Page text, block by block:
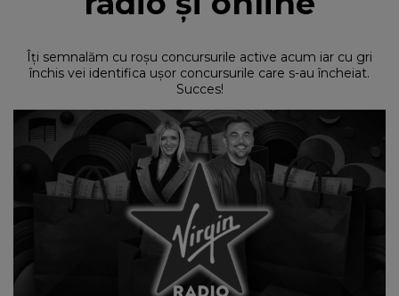
HOT 30
DANCEFLOOR CHART
RADIO ACADEMY
NEWS
Îți semnalăm cu roșu concursurile active acum iar cu gri
închis vei identifica ușor concursurile care s-au încheiat.
Succes!